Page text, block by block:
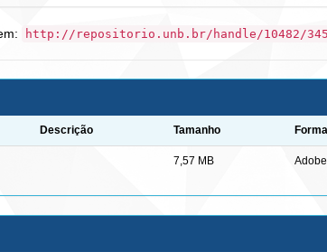
http://repositorio.unb.br/handle/10482/
Descrição Tamanho
7,57 MB